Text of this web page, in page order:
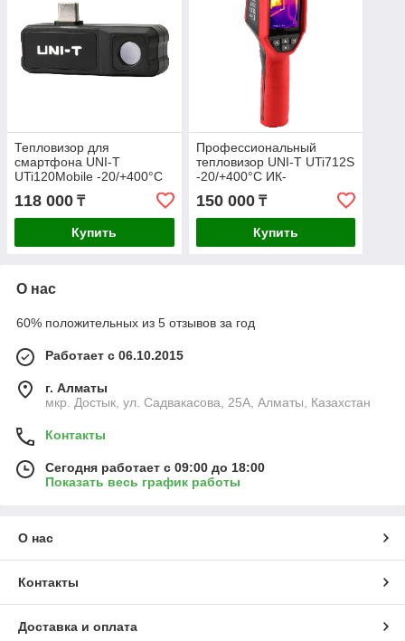
Тепловизор для
смартфона UNI-T
UTi120Mobile -20/+400°С
ИК-разрешение 120х90
для Android
118 000 ₸
Купить
Профессиональный
тепловизор UNI-T UTi712S
-20/+400°С ИК-
разрешение 120×90
150 000₸
Купить
О нас
60% положительных из 5 отзывов за год
Работает с 06.10.2015
г. Алматы
мкр. Достык, ул. Садвакасова, 25А, Алматы, Казахстан
Контакты
Сегодня работает с 09:00 до 18:00
Показать весь график работы
О нас
Контакты
Доставка и оплата